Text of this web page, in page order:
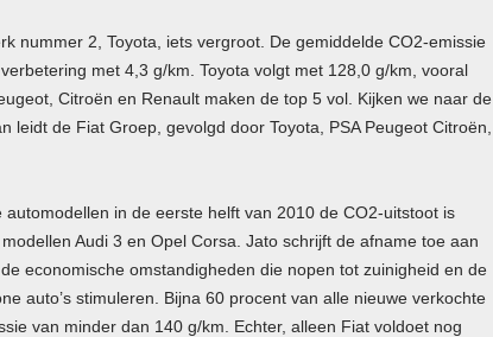
nummer 2, Toyota, iets vergroot. De gemiddelde CO2-emissie
met 4,3 g/km. Toyota volgt met 128,0 g/km, vooral
Citroën en Renault maken de top 5 vol. Kijken we naar de
leidt de Fiat Groep, gevolgd door Toyota, PSAPeugeot Citroën,
in de eerste helft van 2010 de CO2-uitstoot is
Audi 3 en Opel Corsa. Jato schrijft de afname toe aan
economische omstandigheden die nopen tot zuinigheid en de
auto’s stimuleren. Bijna 60 procent van alle nieuwe verkochte
van minder dan 140 g/km. Echter, alleen Fiat voldoet nog